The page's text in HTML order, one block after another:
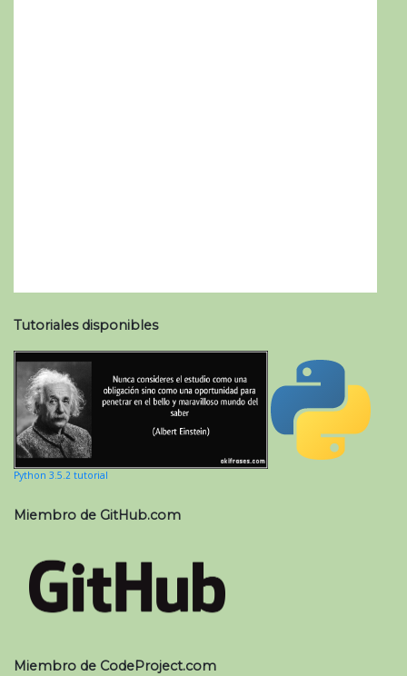
Tutoriales disponibles
Python 3.5.2 tutorial
Miembro de GitHub.com
Miembro de CodeProject.com